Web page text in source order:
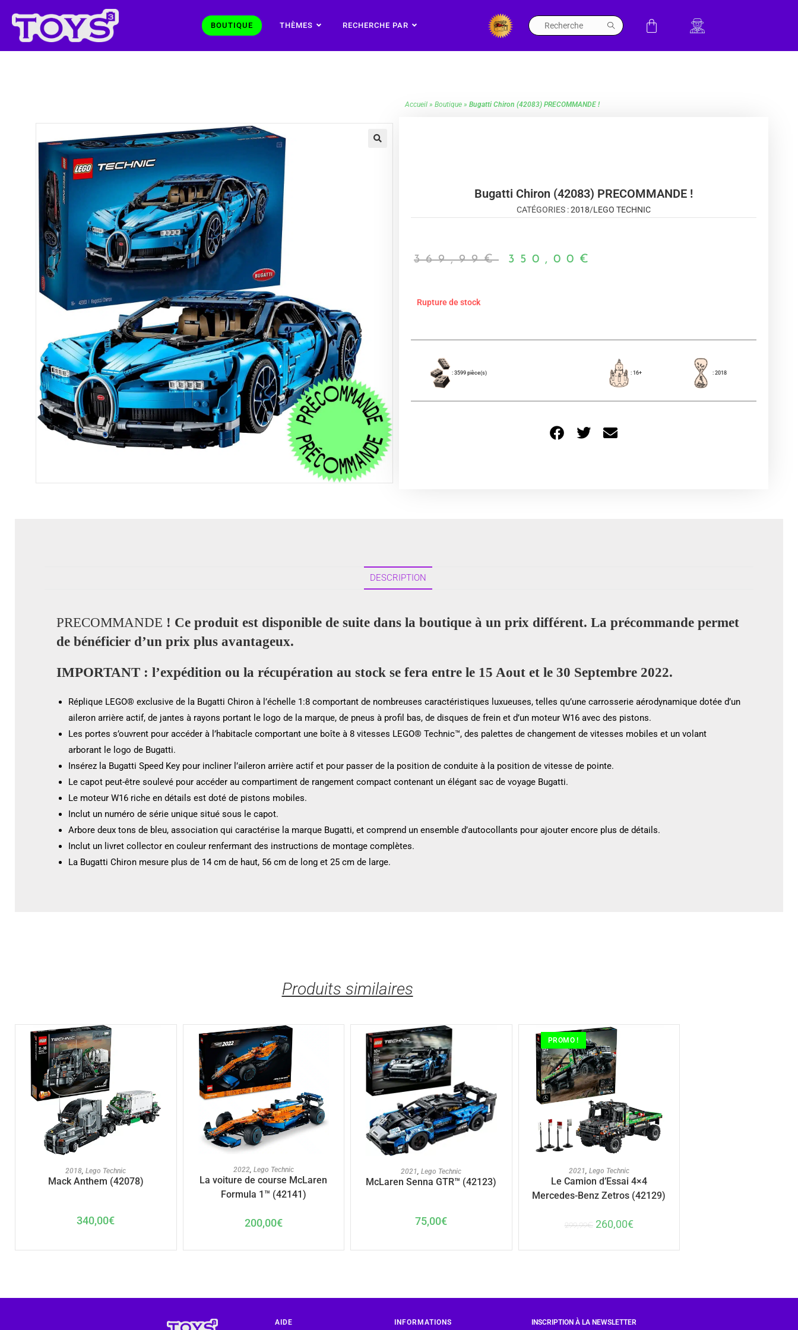
BOUTIQUE THÈMES RECHERCHE PAR
Accueil » Boutique » Bugatti Chiron (42083) PRECOMMANDE !
Bugatti Chiron (42083) PRECOMMANDE !
CATÉGORIES :2018/LEGO TECHNIC
369,99€ 350,00 €
Rupture de stock
: 3599 pièce(s) : 16+ : 2018
DESCRIPTION
PRECOMMANDE ! Ce produit est disponible de suite dans la boutique à un prix différent. La précommande permet
de bénéficier d’un prix plus avantageux.
IMPORTANT : l’expédition ou la récupération au stock se fera entre le 15 Aout et le 30 Septembre 2022.
Réplique LEGO® exclusive de la Bugatti Chiron à l’échelle 1:8 comportant de nombreuses caractéristiques luxueuses, telles qu’une carrosserie aérodynamique dotée d’un
aileron arrière actif, de jantes à rayons portant le logo de la marque, de pneus à profil bas, de disques de frein et d’un moteur W16 avec des pistons.
Les portes s’ouvrent pour accéder à l’habitacle comportant une boîte à 8 vitesses LEGO® Technic™, des palettes de changement de vitesses mobiles et un volant
arborant le logo de Bugatti.
Insérez la Bugatti Speed Key pour incliner l’aileron arrière actif et pour passer de la position de conduite à la position de vitesse de pointe.
Le capot peut-être soulevé pour accéder au compartiment de rangement compact contenant un élégant sac de voyage Bugatti.
Le moteur W16 riche en détails est doté de pistons mobiles.
Inclut un numéro de série unique situé sous le capot.
Arbore deux tons de bleu, association qui caractérise la marque Bugatti, et comprend un ensemble d’autocollants pour ajouter encore plus de détails.
Inclut un livret collector en couleur renfermant des instructions de montage complètes.
La Bugatti Chiron mesure plus de 14 cm de haut, 56 cm de long et 25 cm de large.
Produits similaires
AJOUTER AU PANIER
2018,Lego Technic
Mack Anthem (42078)
340,00€
AJOUTER AU PANIER
2022, Lego Technic
La voiture de course McLaren
Formula 1™ (42141)
200,00€
AJOUTER AU PANIER
2021,Lego Technic
McLaren Senna GTR™ (42123)
75,00€
PROMO !
AJOUTER AU PANIER
2021, Lego Technic
Le Camion d’Essai 4×4
Mercedes-Benz Zetros (42129)
299,99€ 260,00€
AIDE INFORMATIONS INSCRIPTION À LA NEWSLETTER